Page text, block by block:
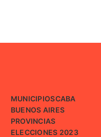
MUNICIPIOSCABA
BUENOS AIRES
PROVINCIAS
ELECCIONES 2023